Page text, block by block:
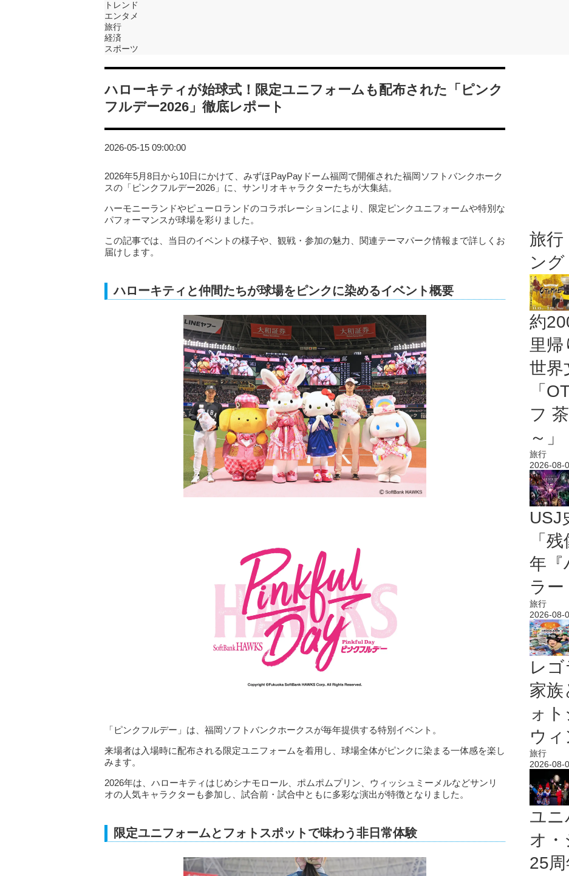
トレンド
エンタメ
旅行
経済
スポーツ
ハローキティが始球式！限定ユニフォームも配布された「ピンク
フルデー2026」徹底レポート
2026-05-15 09:00:00
2026年5月8日から10日にかけて、みずほPayPayドーム福岡で開催された福岡ソフトバンクホーク
スの「ピンクフルデー2026」に、サンリオキャラクターたちが大集結。
ハーモニーランドやピューロランドのコラボレーションにより、限定ピンクユニフォームや特別な
パフォーマンスが球場を彩りました。
この記事では、当日のイベントの様子や、観戦・参加の魅力、関連テーマパーク情報まで詳しくお
届けします。
ハローキティと仲間たちが球場をピンクに染めるイベント概要
「ピンクフルデー」は、福岡ソフトバンクホークスが毎年提供する特別イベント。
来場者は入場時に配布される限定ユニフォームを着用し、球場全体がピンクに染まる一体感を楽し
みます。
2026年は、ハローキティはじめシナモロール、ポムポムプリン、ウィッシュミーメルなどサンリ
オの人気キャラクターも参加し、試合前・試合中ともに多彩な演出が特徴となりました。
限定ユニフォームとフォトスポットで味わう非日常体験
旅行
ング
約
里
世界
「
フ
～」
旅行
2026-08-
USJ
「
年『
ラ
旅行
2026-08-
レゴ
家族
ォ
ウ
旅行
2026-08-
ユニ
オ・
25